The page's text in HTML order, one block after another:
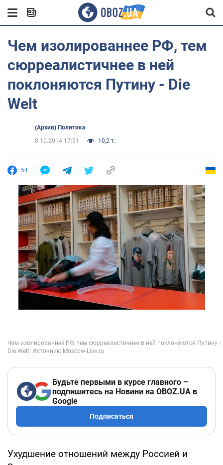
Чем изолированнее РФ, тем
сюрреалистичнее в ней
поклоняются Путину - Die
Welt
(Архив) Политика
8.10.2014 17:51
10,2 т.
54
Будьте первыми в курсе главного –
подпишитесь на Новини на OBOZ.UA в
Google
Подписаться
Ухудшение отношений между Россией и